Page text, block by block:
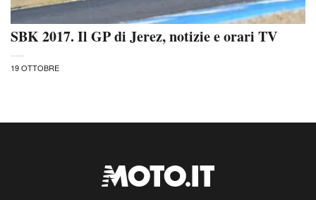
SBK 2017. Il GP di Jerez, notizie e orari TV
19 OTTOBRE